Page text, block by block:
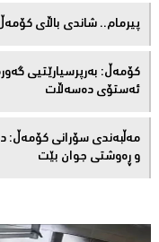
پیرمام.. شاندی باڵای
كۆمەڵ: بەرپرسیارێتیی
ئەستۆی دەسەڵات
مەڵبەندى سۆرانى کۆمەڵ:
و ڕەوشتى جوان بێت